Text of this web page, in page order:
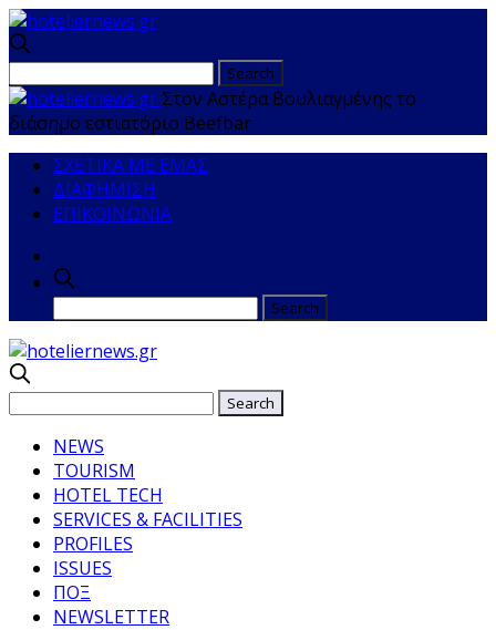
Στον Αστέρα Βουλιαγμένης το
διάσημο εστιατόριο Beefbar
ΣΧΕΤΙΚΑ ΜΕ ΕΜΑΣ
ΔΙΑΦΗΜΙΣΗ
ΕΠΙΚΟΙΝΩΝΙΑ
NEWS
TOURISM
HOTEL TECH
SERVICES & FACILITIES
PROFILES
ISSUES
ΠΟΞ
NEWSLETTER